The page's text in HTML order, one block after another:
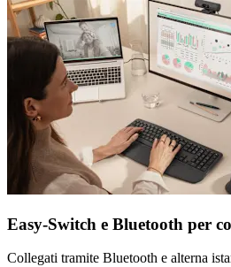
Easy-Switch e Bluetooth per
Collegati tramite Bluetooth e alterna